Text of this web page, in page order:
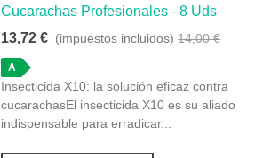
Cucarachas Profesionales - 8 Uds
13,72 € (impuestos incluidos) 14,00 €
A
Insecticida X10: la solución eficaz contra
cucarachasEl insecticida X10 es su aliado
indispensable para erradicar...